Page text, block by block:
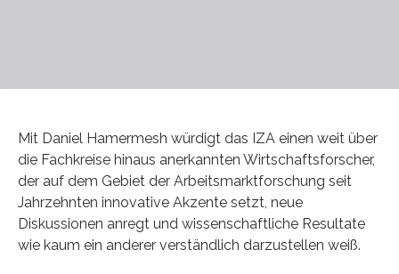
Mit Daniel Hamermesh würdigt das IZA einen weit über
die Fachkreise hinaus anerkannten Wirtschaftsforscher,
der auf dem Gebiet der Arbeitsmarktforschung seit
Jahrzehnten innovative Akzente setzt, neue
Diskussionen anregt und wissenschaftliche Resultate
wie kaum ein anderer verständlich darzustellen weiß.